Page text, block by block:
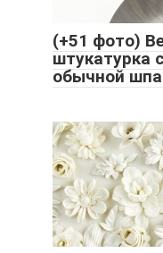
(+51 фото)
штукатурка
обычной